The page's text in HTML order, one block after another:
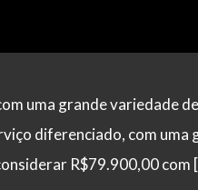
uma grande variedade de
diferenciado, com uma
R$79.900,00 com